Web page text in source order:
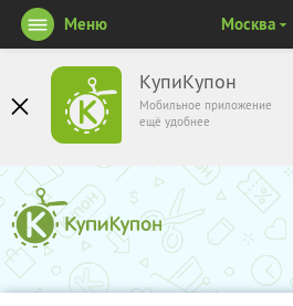
КупиКупон
Мобильное приложение
ещё удобнее
Меню Москва